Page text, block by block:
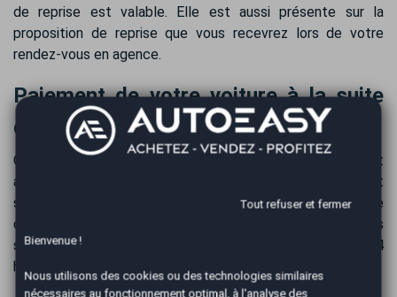
de reprise est valable. Elle est aussi présente sur la
proposition de reprise que vous recevrez lors de votre
rendez-vous en agence.
Paiement de votre voiture à la suite
de la reprise de votre Cupra Ateca
Obtenez le paiement de votre Cupra Ateca immédiatement
après la reprise par virement sécurisé. Le règlement
s'effectue par virement bancaire, assurant ainsi plus de
confort et de sécurité. En règle générale, tous les fonds
sont disponibles sur votre compte bancaire dans les 24
heures, suivant les délais interbancaires.
Tout refuser et fermer
Bienvenue !
Nous utilisons des cookies ou des technologies similaires
nécessaires au fonctionnement optimal, à l'analyse des